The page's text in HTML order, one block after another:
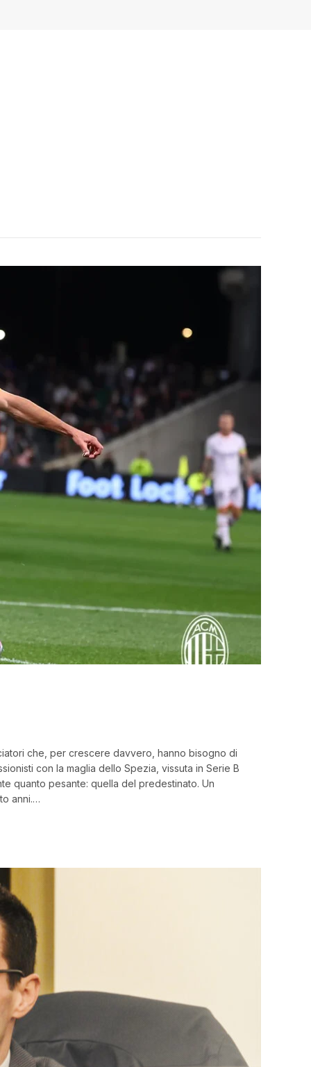
che, per crescere davvero, hanno bisogno di
con la maglia dello Spezia, vissuta in Serie B
quanto pesante: quella del predestinato. Un
anni.…